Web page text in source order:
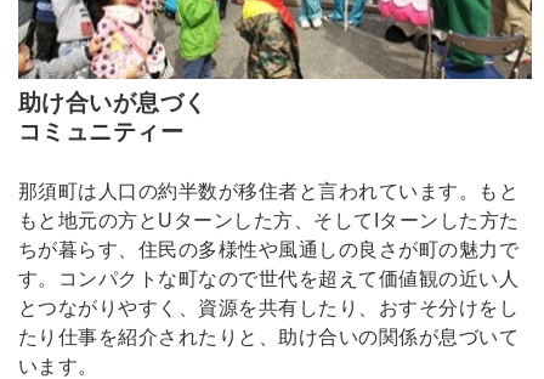
助け合いが息づく
コミュニティー
那須町は人口の約半数が移住者と言われています。もと
もと地元の方とUターンした方、そしてIターンした方た
ちが暮らす、住民の多様性や風通しの良さが町の魅力で
す。コンパクトな町なので世代を超えて価値観の近い人
とつながりやすく、資源を共有したり、おすそ分けをし
たり仕事を紹介されたりと、助け合いの関係が息づいて
います。